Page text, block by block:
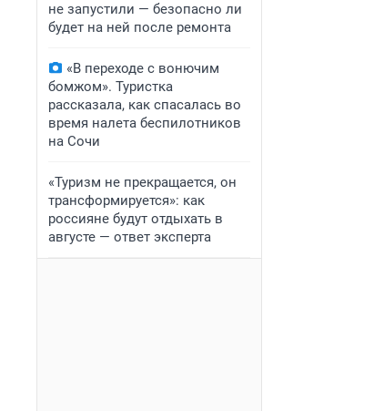
не запустили — безопасно ли
будет на ней после ремонта
«В переходе с вонючим
бомжом». Туристка
рассказала, как спасалась во
время налета беспилотников
на Сочи
«Туризм не прекращается, он
трансформируется»: как
россияне будут отдыхать в
августе — ответ эксперта